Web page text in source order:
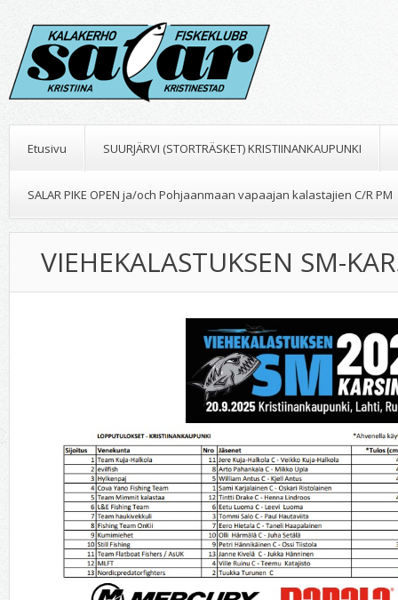
Etusivu SUURJÄRVI (STORTRÄSKET) KRISTIINANKAUPUNKI
SALAR PIKE OPEN ja/och Pohjaanmaan vapaajan kalastajien C/R PM
VIEHEKALASTUKSEN SM-